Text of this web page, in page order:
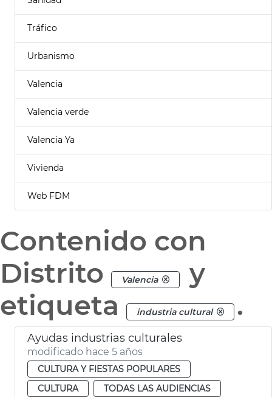
Tráfico
Urbanismo
Valencia
Valencia verde
Valencia Ya
Vivienda
Web FDM
Contenido con
Distrito
Valencia
y
etiqueta
industria cultural .
Ayudas industrias culturales
modificado hace 5 años
CULTURA Y FIESTAS POPULARES
CULTURA
TODAS LAS AUDIENCIAS